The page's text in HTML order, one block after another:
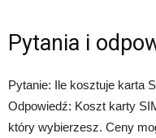
Pytania i
Pytanie: Ile kosztuje karta
Odpowiedź: Koszt karty
który wybierzesz. Ceny